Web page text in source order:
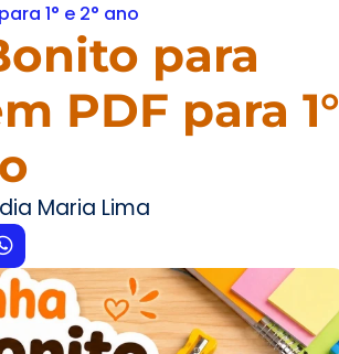
1° e 2° ano
para
PDF para 1°
Maria Lima